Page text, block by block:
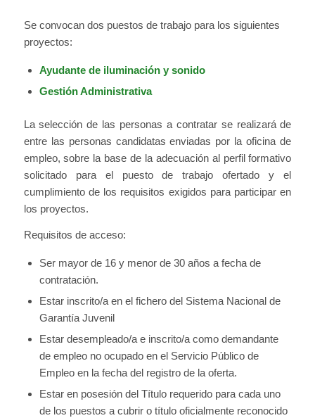
Se convocan dos puestos de trabajo para los siguientes
proyectos:
Ayudante de iluminación y sonido
Gestión Administrativa
La selección de las personas a contratar se realizará de
entre las personas candidatas enviadas por la oficina de
empleo, sobre la base de la adecuación al perfil formativo
solicitado para el puesto de trabajo ofertado y el
cumplimiento de los requisitos exigidos para participar en
los proyectos.
Requisitos de acceso:
Ser mayor de 16 y menor de 30 años a fecha de
contratación.
Estar inscrito/a en el fichero del Sistema Nacional de
Garantía Juvenil
Estar desempleado/a e inscrito/a como demandante
de empleo no ocupado en el Servicio Público de
Empleo en la fecha del registro de la oferta.
Estar en posesión del Título requerido para cada uno
de los puestos a cubrir o título oficialmente reconocido